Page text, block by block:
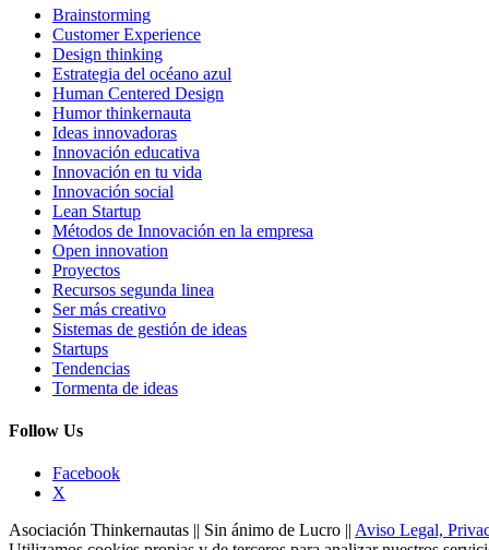
Brainstorming
Customer Experience
Design thinking
Estrategia del océano azul
Human Centered Design
Humor thinkernauta
Ideas innovadoras
Innovación educativa
Innovación en tu vida
Innovación social
Lean Startup
Métodos de Innovación en la empresa
Open innovation
Proyectos
Recursos segunda linea
Ser más creativo
Sistemas de gestión de ideas
Startups
Tendencias
Tormenta de ideas
Follow Us
Facebook
X
Asociación Thinkernautas || Sin ánimo de Lucro || Aviso Legal,